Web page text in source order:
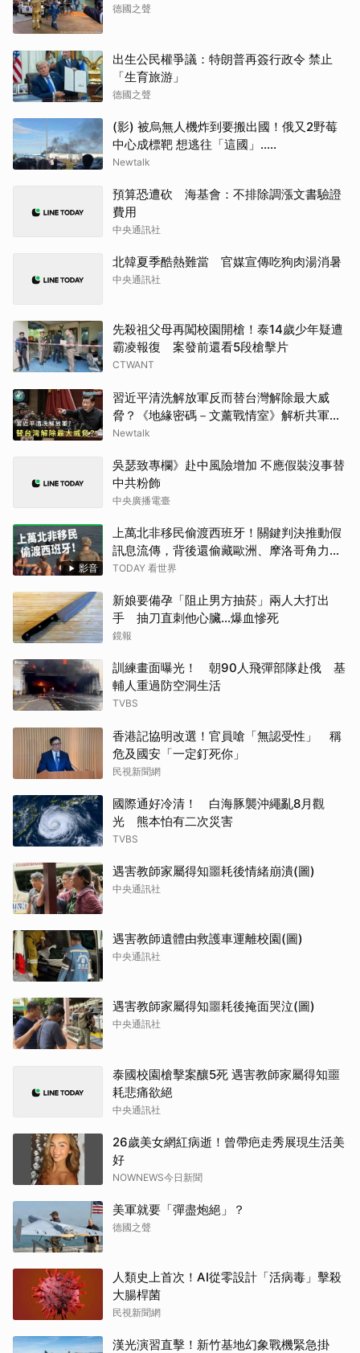
德國之聲
出生公民權爭議：特朗普再簽行政令 禁止
「生育旅游」
德國之聲
(影) 被烏無人機炸到要搬出國！俄又2野莓
中心成標靶 想逃往「這國」.....
Newtalk
預算恐遭砍 海基會：不排除調漲文書驗證
費用
中央通訊社
北韓夏季酷熱難當 官媒宣傳吃狗肉湯消暑
中央通訊社
先殺祖父母再闖校園開槍！泰14歲少年疑遭
霸凌報復 案發前還看5段槍擊片
CTWANT
習近平清洗解放軍反而替台灣解除最大威
脅？《地緣密碼－文薰戰情室》解析共軍軍
權危機與真實戰力
Newtalk
吳瑟致專欄》赴中風險增加 不應假裝沒事替
中共粉飾
中央廣播電臺
影音
上萬北非移民偷渡西班牙！關鍵判決推動假
訊息流傳，背後還偷藏歐洲、摩洛哥角力？
西班牙為何被罵翻？【TODAY 看世界】
TODAY 看世界
新娘要備孕「阻止男方抽菸」兩人大打出
手 抽刀直刺他心臟…爆血慘死
鏡報
訓練畫面曝光！ 朝90人飛彈部隊赴俄 基
輔人重過防空洞生活
TVBS
香港記協明改選！官員嗆「無認受性」 稱
危及國安「一定釘死你」
民視新聞網
國際通好冷清！ 白海豚襲沖繩亂8月觀
光 熊本怕有二次災害
TVBS
遇害教師家屬得知噩耗後情緒崩潰(圖)
中央通訊社
遇害教師遺體由救護車運離校園(圖)
中央通訊社
遇害教師家屬得知噩耗後掩面哭泣(圖)
中央通訊社
泰國校園槍擊案釀5死 遇害教師家屬得知噩
耗悲痛欲絕
中央通訊社
26歲美女網紅病逝！曾帶疤走秀展現生活美
好
NOWNEWS今日新聞
美軍就要「彈盡炮絕」？
德國之聲
人類史上首次！AI從零設計「活病毒」擊殺
大腸桿菌
民視新聞網
漢光演習直擊！新竹基地幻象戰機緊急掛